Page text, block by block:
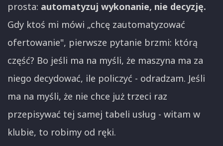
prosta: automatyzuj wykonanie, nie decyzję.
Gdy ktoś mi mówi „chcę zautomatyzować
ofertowanie", pierwsze pytanie brzmi: którą
część? Bo jeśli ma na myśli, że maszyna ma za
niego decydować, ile policzyć - odradzam. Jeśli
ma na myśli, że nie chce już trzeci raz
przepisywać tej samej tabeli usług - witam w
klubie, to robimy od ręki.